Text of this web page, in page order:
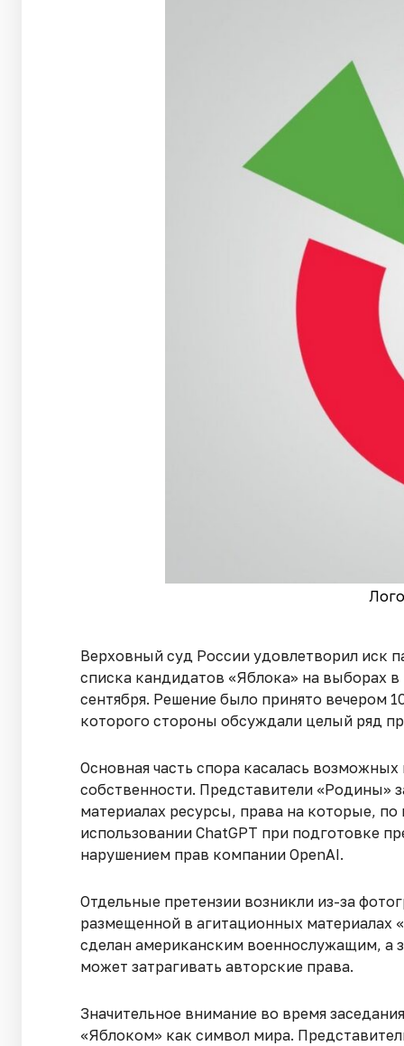
Верховный суд России удовлетворил иск
списка кандидатов «Яблока» на выборах
сентября. Решение было принято вечером
которого стороны обсуждали целый ряд
Основная часть спора касалась
собственности. Представители «Родины»
материалах ресурсы, права на которые,
использовании ChatGPT при подготовке
нарушением прав компании OpenAI.
Отдельные претензии возникли из-за
размещенной в агитационных
сделан американским военнослужащим, а
может затрагивать авторские права.
Значительное внимание во время
«Яблоком» как символ мира.